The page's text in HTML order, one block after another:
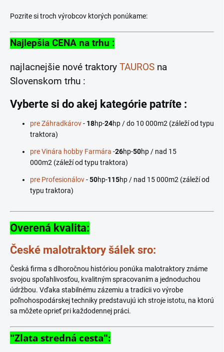
Pozrite si troch výrobcov ktorých ponúkame:
Najlepšia CENA na trhu :
najlacnejšie nové traktory TAUROS na
Slovenskom trhu :
Vyberte si do akej kategórie patríte :
pre Záhradkárov- 18hp-24hp / do 10 000m2 (záleží od typu
traktora)
pre Vinára hobby Farmára -26hp-50hp / nad 15
000m2 (záleží od typu traktora)
pre Profesionálov-50hp-115hp / nad 15 000m2 (záleží od
typu traktora)
Overená kvalita:
České malotraktory šálek sro:
Česká firma s dlhoročnou históriou ponúka malotraktory známe
svojou spoľahlivosťou, kvalitným spracovaním a jednoduchou
údržbou. Vďaka stabilnému zázemiu a tradícii vo výrobe
poľnohospodárskej techniky predstavujú ich stroje istotu, na ktorú
sa môžete oprieť pri každodennej práci.
"Zlata stredná cesta":